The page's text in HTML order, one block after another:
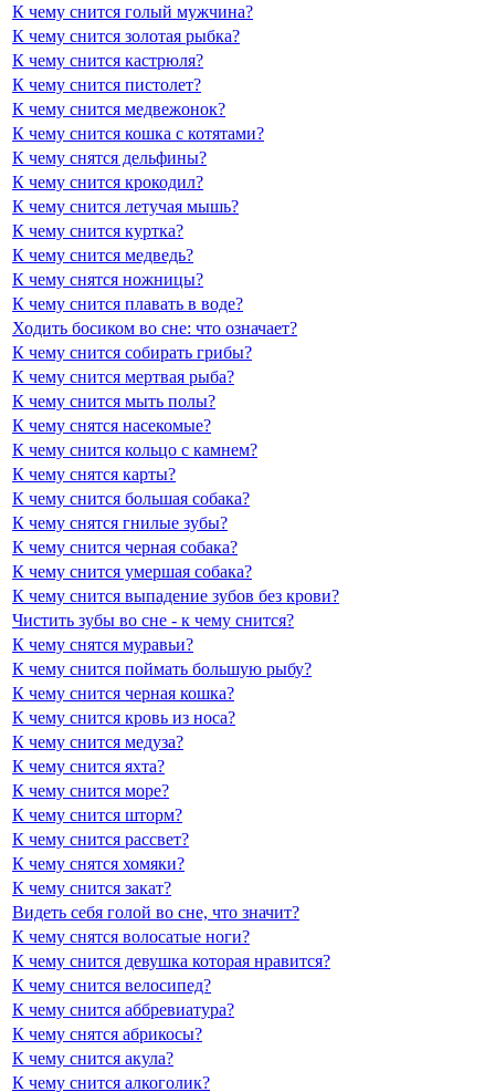
К чему снится голый мужчина?
К чему снится золотая рыбка?
К чему снится кастрюля?
К чему снится пистолет?
К чему снится медвежонок?
К чему снится кошка с котятами?
К чему снятся дельфины?
К чему снится крокодил?
К чему снится летучая мышь?
К чему снится куртка?
К чему снится медведь?
К чему снятся ножницы?
К чему снится плавать в воде?
Ходить босиком во сне: что означает?
К чему снится собирать грибы?
К чему снится мертвая рыба?
К чему снится мыть полы?
К чему снятся насекомые?
К чему снится кольцо с камнем?
К чему снятся карты?
К чему снится большая собака?
К чему снятся гнилые зубы?
К чему снится черная собака?
К чему снится умершая собака?
К чему снится выпадение зубов без крови?
Чистить зубы во сне - к чему снится?
К чему снятся муравьи?
К чему снится поймать большую рыбу?
К чему снится черная кошка?
К чему снится кровь из носа?
К чему снится медуза?
К чему снится яхта?
К чему снится море?
К чему снится шторм?
К чему снится рассвет?
К чему снятся хомяки?
К чему снится закат?
Видеть себя голой во сне, что значит?
К чему снятся волосатые ноги?
К чему снится девушка которая нравится?
К чему снится велосипед?
К чему снится аббревиатура?
К чему снятся абрикосы?
К чему снится акула?
К чему снится алкоголик?